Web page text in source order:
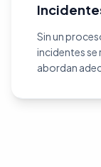
Sin un
incidentes se
abordan